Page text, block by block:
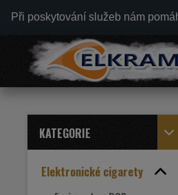
Při poskytování služeb nám
KATEGORIE
Elektronické cigarety